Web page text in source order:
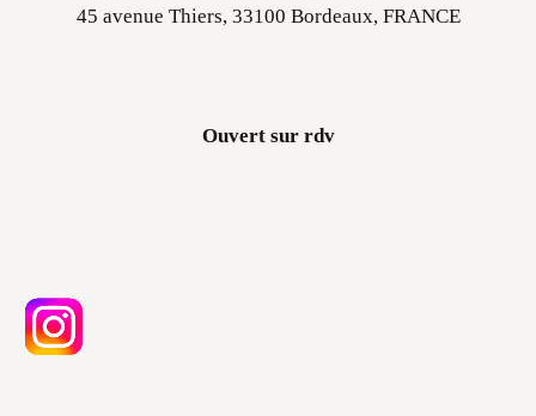
45 avenue Thiers, 33100 Bordeaux, FRANCE
Ouvert sur rdv